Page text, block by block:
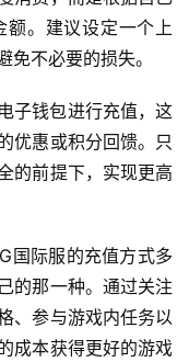
额。建议设定一个上
不必要的损失。
子钱包进行充值，这
优惠或积分回馈。只
的前提下，实现更高
国际服的充值方式多
的那一种。通过关注
、参与游戏内任务以
成本获得更好的游戏